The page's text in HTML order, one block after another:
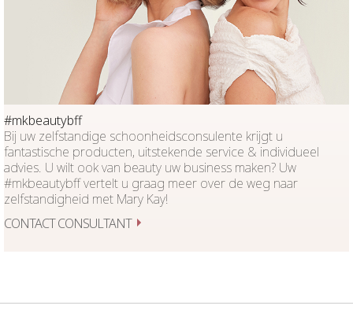
#mkbeautybff
Bij uw zelfstandige schoonheidsconsulente krijgt u
fantastische producten, uitstekende service & individueel
advies. U wilt ook van beauty uw business maken? Uw
#mkbeautybff vertelt u graag meer over de weg naar
zelfstandigheid met Mary Kay!
CONTACT CONSULTANT